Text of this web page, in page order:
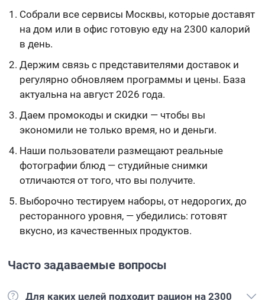
Собрали все сервисы Москвы, которые доставят
на дом или в офис готовую еду на 2300 калорий
в день.
Держим связь с представителями доставок и
регулярно обновляем программы и цены. База
актуальна на август 2026 года.
Даем промокоды и скидки — чтобы вы
экономили не только время, но и деньги.
Наши пользователи размещают реальные
фотографии блюд — студийные снимки
отличаются от того, что вы получите.
Выборочно тестируем наборы, от недорогих, до
ресторанного уровня, — убедились: готовят
вкусно, из качественных продуктов.
Часто задаваемые вопросы
Для каких целей подходит рацион на 2300